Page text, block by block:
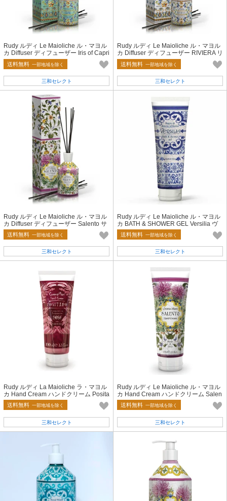
Rudy ルディ Le Maioliche ル・マヨル
カ Diffuser ディフューザー Iris of Capri
アイリスオブカプリ
送料無料 一部地域を除く
三和セレクト
Rudy ルディ Le Maioliche ル・マヨル
カ Diffuser ディフューザー RIVIERA リ
ヴィエラ
送料無料 一部地域を除く
三和セレクト
Rudy ルディ Le Maioliche ル・マヨル
カ Diffuser ディフューザー Salento サ
レント
送料無料 一部地域を除く
三和セレクト
Rudy ルディ Le Maioliche ル・マヨル
カ BATH & SHOWER GEL Versilia ヴ
ェルシリア
送料無料 一部地域を除く
三和セレクト
Rudy ルディ La Maioliche ラ・マヨル
カ Hand Cream ハンドクリーム Posita
no Rose
送料無料 一部地域を除く
三和セレクト
Rudy ルディ Le Maioliche ル・マヨル
カ Hand Cream ハンドクリーム Salen
to サレント
送料無料 一部地域を除く
三和セレクト